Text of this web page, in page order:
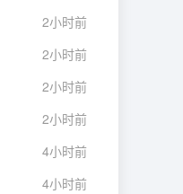
2小时前
2小时前
2小时前
2小时前
4小时前
4小时前